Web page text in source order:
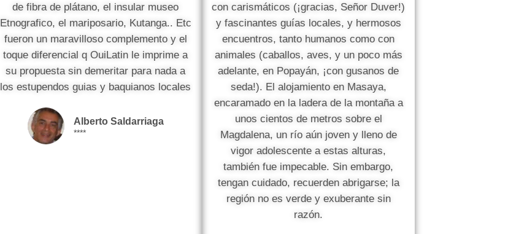
de fibra de plátano, el insular museo
Etnografico, el mariposario, Kutanga.. Etc
fueron un maravilloso complemento y el
toque diferencial q OuiLatin le imprime a
su propuesta sin demeritar para nada a
los estupendos guias y baquianos locales
Alberto Saldarriaga
****
con carismáticos (¡gracias, Señor Duver!)
y fascinantes guías locales, y hermosos
encuentros, tanto humanos como con
animales (caballos, aves, y un poco más
adelante, en Popayán, ¡con gusanos de
seda!). El alojamiento en Masaya,
encaramado en la ladera de la montaña a
unos cientos de metros sobre el
Magdalena, un río aún joven y lleno de
vigor adolescente a estas alturas,
también fue impecable. Sin embargo,
tengan cuidado, recuerden abrigarse; la
región no es verde y exuberante sin
razón.